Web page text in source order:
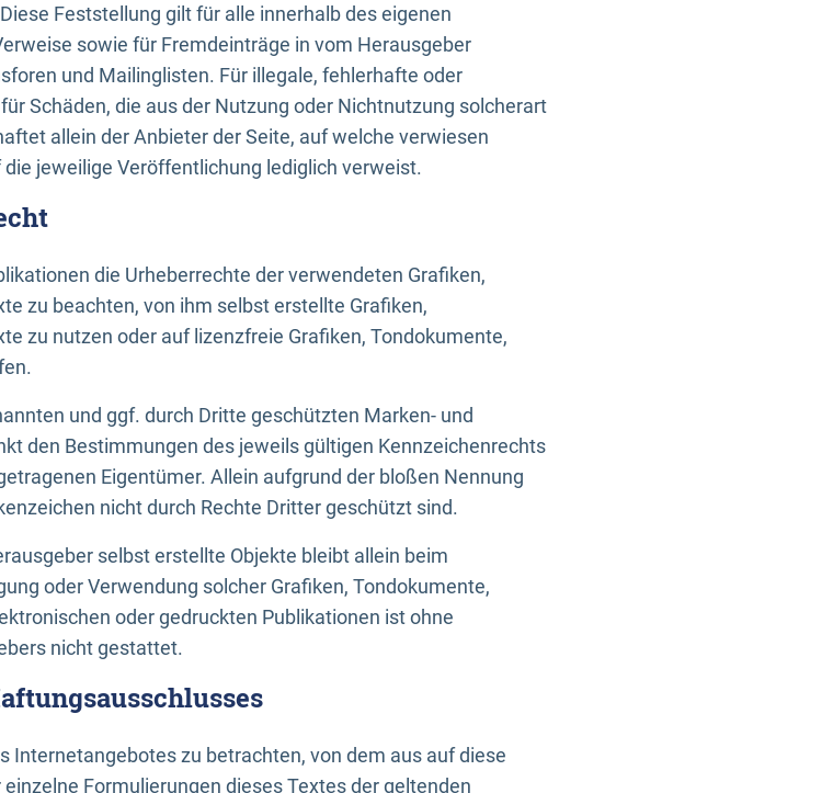
Feststellung gilt für alle innerhalb des eigenen
sowie für Fremdeinträge in vom Herausgeber
und Mailinglisten. Für illegale, fehlerhafte oder
Schäden, die aus der Nutzung oder Nichtnutzung solcherart
allein der Anbieter der Seite, auf welche verwiesen
jeweilige Veröffentlichung lediglich verweist.
die Urheberrechte der verwendeten Grafiken,
zu beachten, von ihm selbst erstellte Grafiken,
zu nutzen oder auf lizenzfreie Grafiken, Tondokumente,
und ggf. durch Dritte geschützten Marken- und
den Bestimmungen des jeweils gültigen Kennzeichenrechts
Eigentümer. Allein aufgrund der bloßen Nennung
nicht durch Rechte Dritter geschützt sind.
selbst erstellte Objekte bleibt allein beim
oder Verwendung solcher Grafiken, Tondokumente,
oder gedruckten Publikationen ist ohne
nicht gestattet.
Internetangebotes zu betrachten, von dem aus auf diese
Formulierungen dieses Textes der geltenden